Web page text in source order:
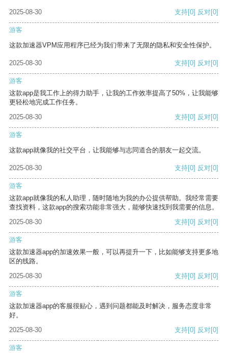
2025-08-30 支持[0] 反对[0]
游客
这款加速器VPM应用程序已经为我们带来了无限的隐私和安全性保护。
2025-08-30 支持[0] 反对[0]
游客
这款app是我工作上的得力助手，让我的工作效率提高了50%，让我能够
更轻松地完成工作任务。
2025-08-30
支持[0] 反对[0]
游客
这款app就像我的社交平台，让我能够与志同道合的朋友一起交流。
2025-08-30 支持[0] 反对[0]
游客
这款app就像我的私人助理，随时随地为我的办公提供帮助。我经常需要
查找资料，这款app的搜索功能非常强大，能够快速找到我需要的信息。
2025-08-30
支持[0] 反对[0]
游客
这款加速器app的加速效果一般，可以再提升一下，比如能够支持更多地
区的线路。
2025-08-30
支持[0] 反对[0]
游客
这款加速器app的客服很贴心，遇到问题都能及时解决，服务态度非常
好。
2025-08-30
支持[0] 反对[0]
游客